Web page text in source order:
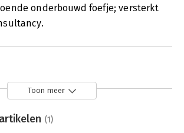
onderbouwd foefje; versterkt
Toon meer
(1)